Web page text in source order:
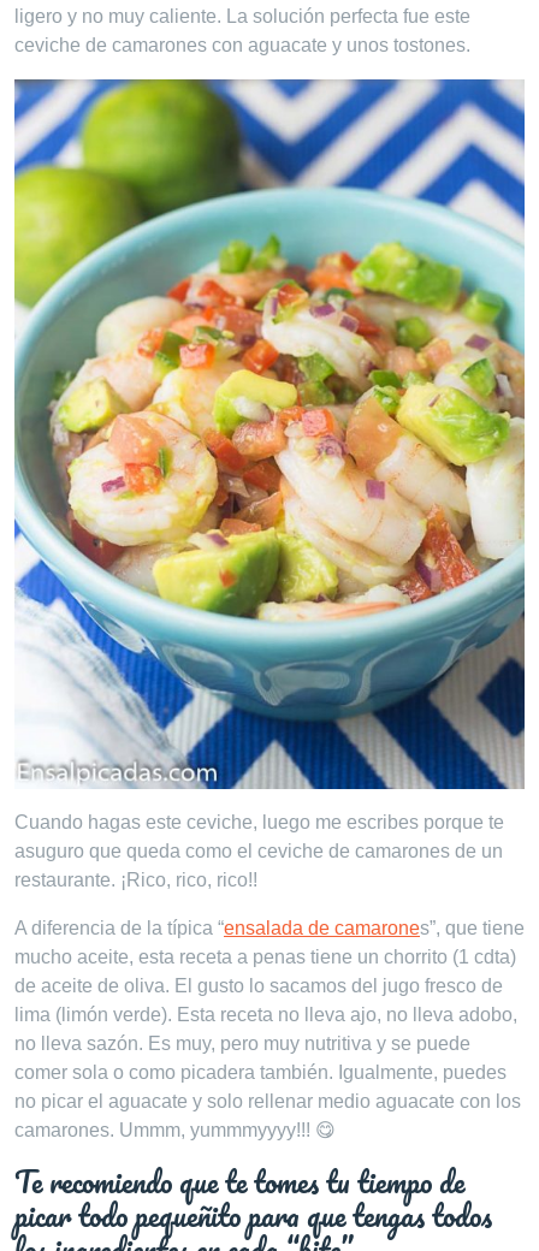
ligero y no muy caliente. La solución perfecta fue este
ceviche de camarones con aguacate y unos tostones.
Cuando hagas este ceviche, luego me escribes porque te
asuguro que queda como el ceviche de camarones de un
restaurante. ¡Rico, rico, rico!!
A diferencia de la típica “ensalada de camarones”, que tiene
mucho aceite, esta receta a penas tiene un chorrito (1 cdta)
de aceite de oliva. El gusto lo sacamos del jugo fresco de
lima (limón verde). Esta receta no lleva ajo, no lleva adobo,
no lleva sazón. Es muy, pero muy nutritiva y se puede
comer sola o como picadera también. Igualmente, puedes
no picar el aguacate y solo rellenar medio aguacate con los
camarones. Ummm, yummmyyyy!!! 😋
Te recomiendo que te tomes tu tiempo de
picar todo pequeñito para que tengas todos